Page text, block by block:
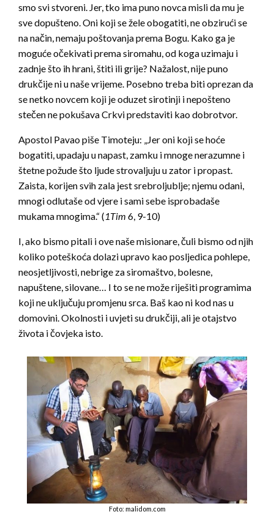
smo svi stvoreni. Jer, tko ima puno novca misli da mu je
sve dopušteno. Oni koji se žele obogatiti, ne obzirući se
na način, nemaju poštovanja prema Bogu. Kako ga je
moguće očekivati prema siromahu, od koga uzimaju i
zadnje što ih hrani, štiti ili grije? Nažalost, nije puno
drukčije ni u naše vrijeme. Posebno treba biti oprezan da
se netko novcem koji je oduzet sirotinji i nepošteno
stečen ne pokušava Crkvi predstaviti kao dobrotvor.
Apostol Pavao piše Timoteju: „Jer oni koji se hoće
bogatiti, upadaju u napast, zamku i mnoge nerazumne i
štetne požude što ljude strovaljuju u zator i propast.
Zaista, korijen svih zala jest srebroljublje; njemu odani,
mnogi odlutaše od vjere i sami sebe isprobadaše
mukama mnogima.“ (1Tim 6, 9-10)
I, ako bismo pitali i ove naše misionare, čuli bismo od njih
koliko poteškoća dolazi upravo kao posljedica pohlepe,
neosjetljivosti, nebrige za siromaštvo, bolesne,
napuštene, silovane… I to se ne može riješiti programima
koji ne uključuju promjenu srca. Baš kao ni kod nas u
domovini. Okolnosti i uvjeti su drukčiji, ali je otajstvo
života i čovjeka isto.
Foto: malidom.com